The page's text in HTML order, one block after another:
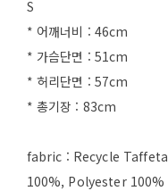
S
* 어깨너비 : 46cm
* 가슴단면 : 51cm
* 허리단면 : 57cm
* 총기장 : 83cm
fabric : Recycle Taffeta
100%, Polyester 100%